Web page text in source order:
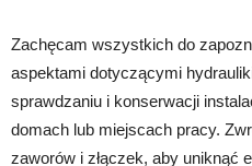
Zachęcam wszystkich do
aspektami dotyczącymi
sprawdzaniu i konserwacji
domach lub miejscach pracy.
zaworów i złączek, aby uniknąć